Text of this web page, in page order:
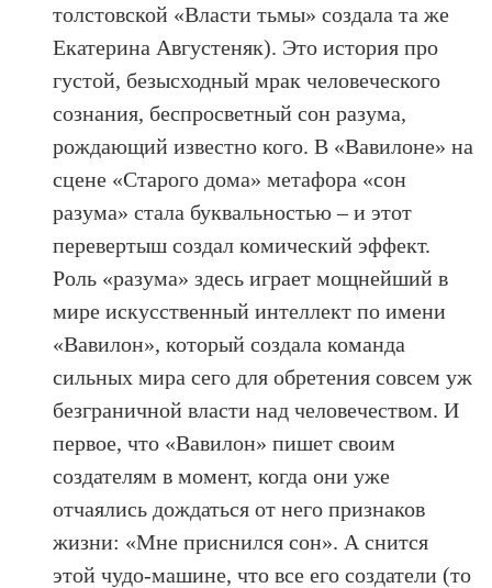
толстовской «Власти тьмы» создала та же
Екатерина Августеняк). Это история про
густой, безысходный мрак человеческого
сознания, беспросветный сон разума,
рождающий известно кого. В «Вавилоне» на
сцене «Старого дома» метафора «сон
разума» стала буквальностью – и этот
перевертыш создал комический эффект.
Роль «разума» здесь играет мощнейший в
мире искусственный интеллект по имени
«Вавилон», который создала команда
сильных мира сего для обретения совсем уж
безграничной власти над человечеством. И
первое, что «Вавилон» пишет своим
создателям в момент, когда они уже
отчаялись дождаться от него признаков
жизни: «Мне приснился сон». А снится
этой чудо-машине, что все его создатели (то